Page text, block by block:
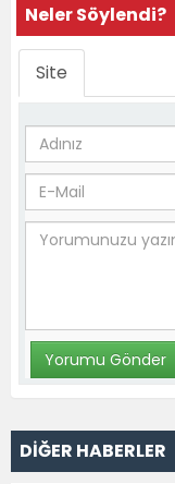
Neler Söylendi?
Site
DİĞER HABERLER